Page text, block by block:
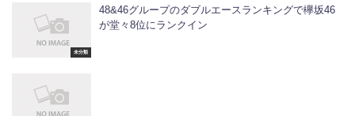
未分類
48&46グループのダブルエースランキングで欅坂46
が堂々8位にランクイン